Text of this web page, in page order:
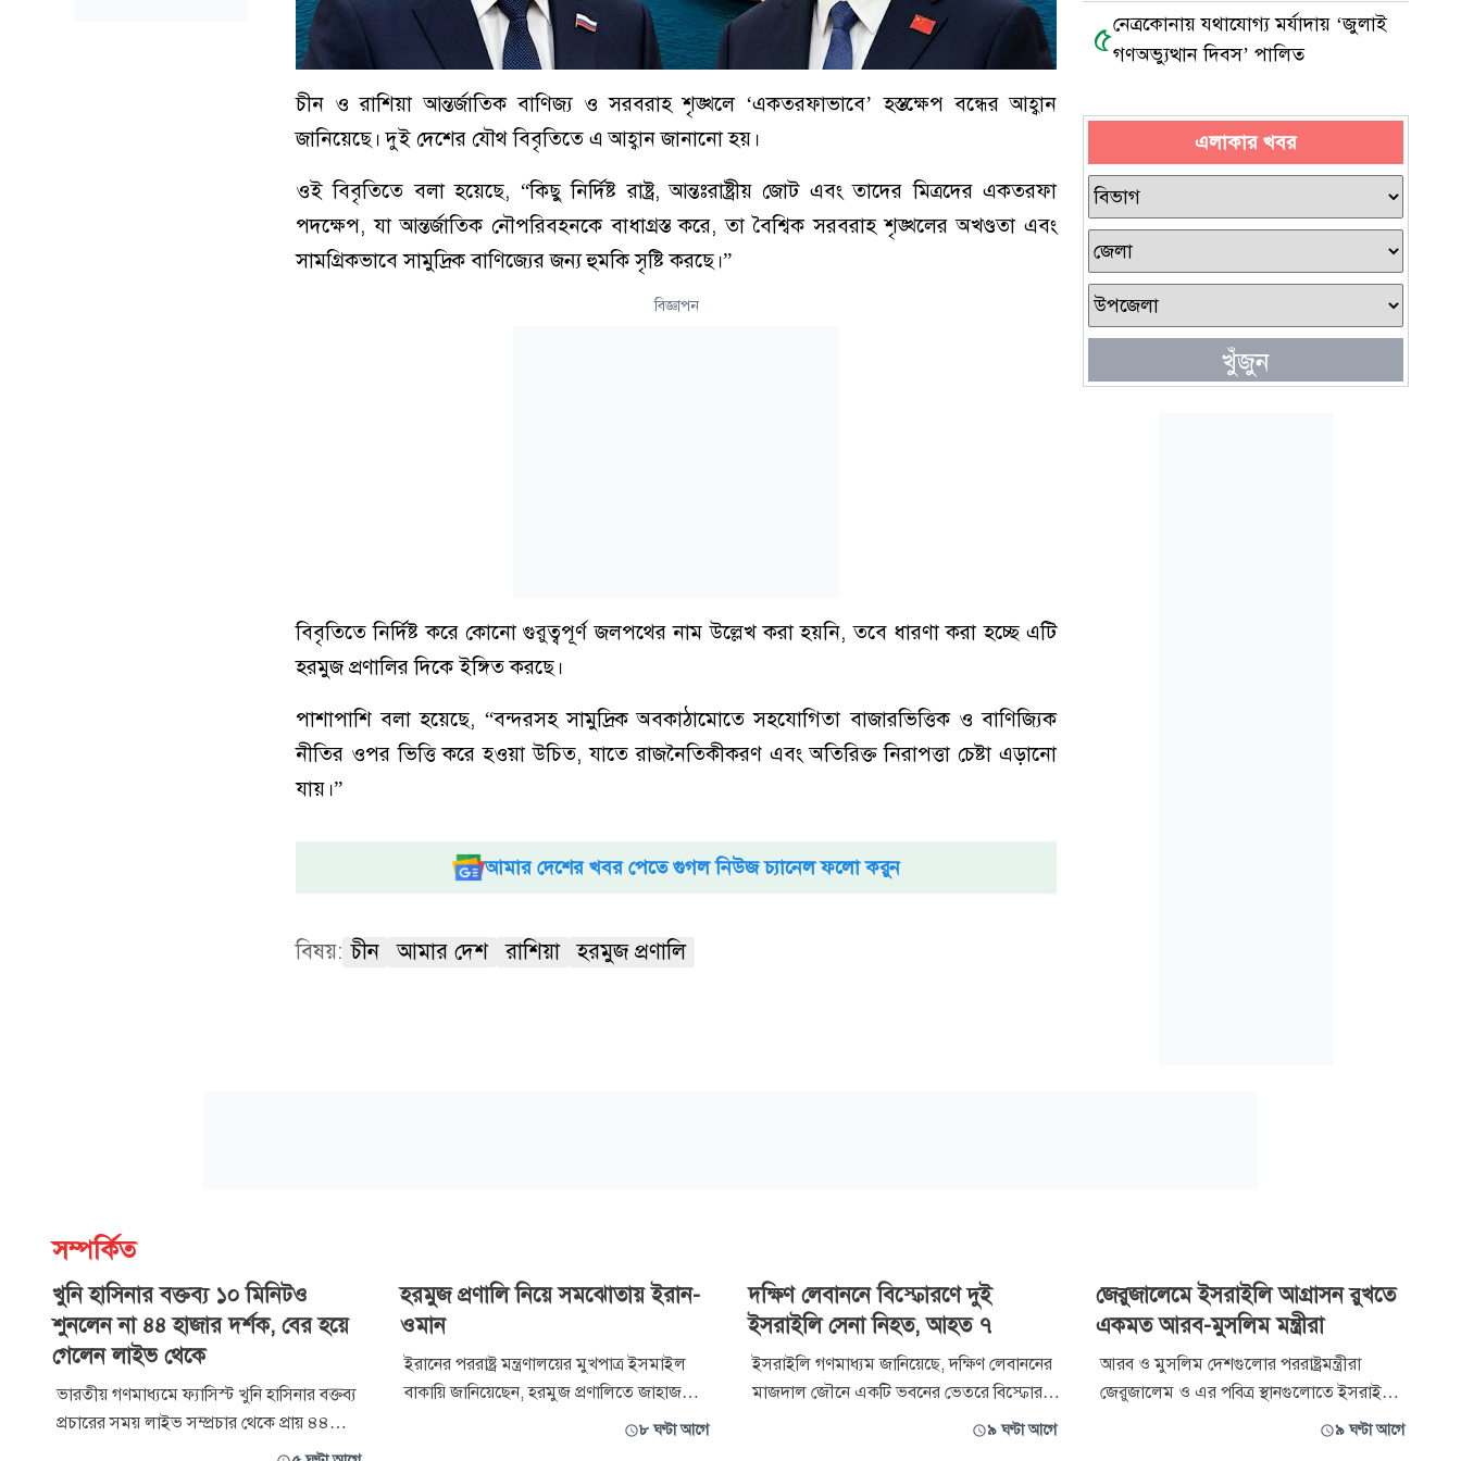
চীন ও রাশিয়া আন্তর্জাতিক বাণিজ্য ও সরবরাহ শৃঙ্খলে ‘একতরফাভাবে’ হস্তক্ষেপ বন্ধের আহ্বান
জানিয়েছে। দুই দেশের যৌথ বিবৃতিতে এ আহ্বান জানানো হয়।
ওই বিবৃতিতে বলা হয়েছে, “কিছু নির্দিষ্ট রাষ্ট্র, আন্তঃরাষ্ট্রীয় জোট এবং তাদের মিত্রদের একতরফা
পদক্ষেপ, যা আন্তর্জাতিক নৌপরিবহনকে বাধাগ্রস্ত করে, তা বৈশ্বিক সরবরাহ শৃঙ্খলের অখণ্ডতা এবং
সামগ্রিকভাবে সামুদ্রিক বাণিজ্যের জন্য হুমকি সৃষ্টি করছে।”
বিজ্ঞাপন
বিবৃতিতে নির্দিষ্ট করে কোনো গুরুত্বপূর্ণ জলপথের নাম উল্লেখ করা হয়নি, তবে ধারণা করা হচ্ছে এটি
হরমুজ প্রণালির দিকে ইঙ্গিত করছে।
পাশাপাশি বলা হয়েছে, “বন্দরসহ সামুদ্রিক অবকাঠামোতে সহযোগিতা বাজারভিত্তিক ও বাণিজ্যিক
নীতির ওপর ভিত্তি করে হওয়া উচিত, যাতে রাজনৈতিকীকরণ এবং অতিরিক্ত নিরাপত্তা চেষ্টা এড়ানো
যায়।”
আমার দেশের খবর পেতে গুগল নিউজ চ্যানেল ফলো করুন
বিষয়: চীন আমার দেশ রাশিয়া হরমুজ প্রণালি
সাংবাদিককে মারধর
৫নেত্রকোনায় যথাযোগ্য মর্যাদায় ‘জুলাই
গণঅভ্যুত্থান দিবস’ পালিত
এলাকার খবর
খুঁজুন
সম্পর্কিত
খুনি হাসিনার বক্তব্য ১০ মিনিটও
শুনলেন না ৪৪ হাজার দর্শক, বের হয়ে
গেলেন লাইভ থেকে
ভারতীয় গণমাধ্যমে ফ্যাসিস্ট খুনি হাসিনার বক্তব্য
প্রচারের সময় লাইভ সম্প্রচার থেকে প্রায় ৪৪
হাজার দর্শক বেরিয়ে যাওয়ার খবর ঘিরে সামাজিক
হরমুজ প্রণালি নিয়ে সমঝোতায় ইরান-
ওমান
ইরানের পররাষ্ট্র মন্ত্রণালয়ের মুখপাত্র ইসমাইল
বাকায়ি জানিয়েছেন, হরমুজ প্রণালিতে জাহাজ
চলাচলের একটি নৌপথের ভৌগোলিক বৈশিষ্ট্য
৮ ঘণ্টা আগে
দক্ষিণ লেবাননে বিস্ফোরণে দুই
ইসরাইলি সেনা নিহত, আহত ৭
ইসরাইলি গণমাধ্যম জানিয়েছে, দক্ষিণ লেবাননের
মাজদাল জৌনে একটি ভবনের ভেতরে বিস্ফোরণে
বেশ কয়েকজন ইসরাইলি সৈন্য নিহত এবং আরও
৯ ঘণ্টা আগে
জেরুজালেমে ইসরাইলি আগ্রাসন রুখতে
একমত আরব-মুসলিম মন্ত্রীরা
আরব ও মুসলিম দেশগুলোর পররাষ্ট্রমন্ত্রীরা
জেরুজালেম ও এর পবিত্র স্থানগুলোতে ইসরাইলি
আগ্রাসন নথিভুক্ত করার জন্য একটি স্থায়ী ব্যবস্থা
৯ ঘণ্টা আগে